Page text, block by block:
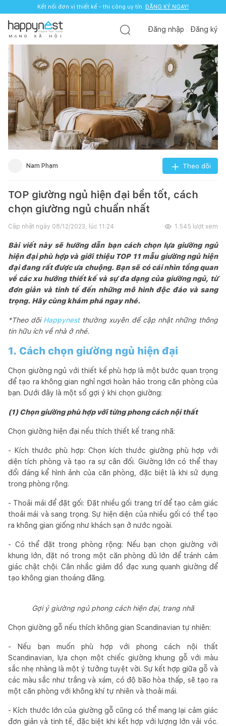
Kết nối đơn vị thiết kế - thi công uy tín. ĐĂNG KÝ NGAY!
M Ạ N G X Ã H Ộ I
Đăng nhập Đăng ký
Nam Phạm Theo dõi
TOP giường ngủ hiện đại bền tốt, cách
chọn giường ngủ chuẩn nhất
Cập nhật ngày 08/12/2023, lúc 11:24 1.545 lượt xem
Bài viết này sẽ hướng dẫn bạn cách chọn lựa giường ngủ
hiện đại phù hợp và giới thiệu TOP 11 mẫu giường ngủ hiện
đại đang rất được ưa chuộng. Bạn sẽ có cái nhìn tổng quan
về các xu hướng thiết kế và sự đa dạng của giường ngủ, từ
đơn giản và tinh tế đến những mô hình độc đáo và sang
trọng. Hãy cùng khám phá ngay nhé.
*Theo dõi Happynestthường xuyên để cập nhật những thông
tin hữu ích về nhà ở nhé.
1. Cách chọn giường ngủ hiện đại
Chọn giường ngủ với thiết kế phù hợp là một bước quan trọng
để tạo ra không gian nghỉ ngơi hoàn hảo trong căn phòng của
bạn. Dưới đây là một số gợi ý khi chọn giường:
(1) Chọn giường phù hợp với từng phong cách nội thất
Chọn giường hiện đại nếu thích thiết kế trang nhã:
- Kích thước phù hợp: Chọn kích thước giường phù hợp với
diện tích phòng và tạo ra sự cân đối. Giường lớn có thể thay
đổi đáng kể hình ảnh của căn phòng, đặc biệt là khi sử dụng
trong phòng rộng.
- Thoải mái để đặt gối: Đặt nhiều gối trang trí để tạo cảm giác
thoải mái và sang trọng. Sự hiện diện của nhiều gối có thể tạo
ra không gian giống như khách sạn ở nước ngoài.
- Có thể đặt trong phòng rộng: Nếu bạn chọn giường với
khung lớn, đặt nó trong một căn phòng đủ lớn để tránh cảm
giác chật chội. Cân nhắc giảm đồ đạc xung quanh giường để
tạo không gian thoáng đãng.
Gợi ý giường ngủ phong cách hiện đại, trang nhã
Chọn giường gỗ nếu thích không gian Scandinavian tự nhiên:
- Nếu bạn muốn phù hợp với phong cách nội thất
Scandinavian, lựa chọn một chiếc giường khung gỗ với màu
sắc nhẹ nhàng là một ý tưởng tuyệt vời. Sự kết hợp giữa gỗ và
các màu sắc như trắng và xám, có độ bão hòa thấp, sẽ tạo ra
một căn phòng với không khí tự nhiên và thoải mái.
- Kích thước lớn của giường gỗ cũng có thể mang lại cảm giác
đơn giản và tinh tế, đặc biệt khi kết hợp với lượng lớn vải vóc.